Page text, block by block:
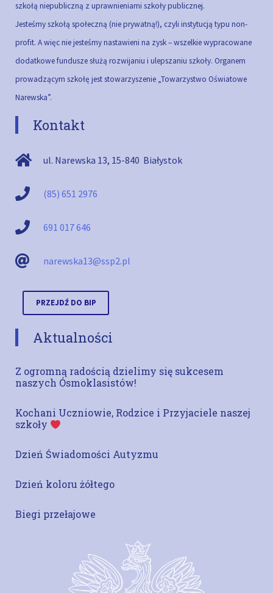
szkołą niepubliczną z uprawnieniami szkoły publicznej.
Jesteśmy szkołą społeczną (nie prywatną!), czyli instytucją typu non-
profit. A więc nie jesteśmy nastawieni na zysk – wszelkie wypracowane
dodatkowe fundusze służą rozwijaniu i ulepszaniu szkoły. Organem
prowadzącym szkołę jest stowarzyszenie „Towarzystwo Oświatowe
Narewska”.
Kontakt
ul. Narewska 13, 15-840 Białystok
(85) 651 2976
691 017 646
narewska13@ssp2.pl
PRZEJDŹ DO BIP
Aktualności
Z ogromną radością dzielimy się sukcesem
naszych Ósmoklasistów!
Kochani Uczniowie, Rodzice i Przyjaciele naszej
szkoły
Dzień Świadomości Autyzmu
Dzień koloru żółtego
Biegi przełajowe